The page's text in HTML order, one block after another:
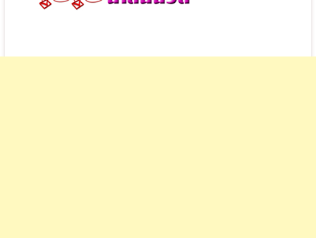
นวัตกรรมผลิตภัณฑ์ชุมชน 2569 ยกระดับสินค้า
สากล เปิดโครงการ “ถนนปลอดเหตุชีวิตปลอดภัย”
วส์ นิ